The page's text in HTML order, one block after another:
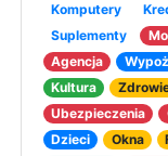
Komputery
Suplementy
Agencja
Kultura
Ubezpieczenia
Dzieci
Okna